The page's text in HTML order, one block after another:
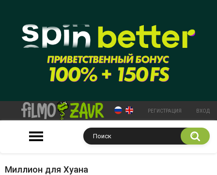
РЕГИСТРАЦИЯ ВХОД
Миллион для Хуана